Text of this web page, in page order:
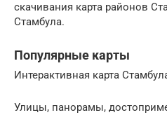
скачивания карта районов
Стамбула.
Популярные карты
Интерактивная карта
Улицы, панорамы,